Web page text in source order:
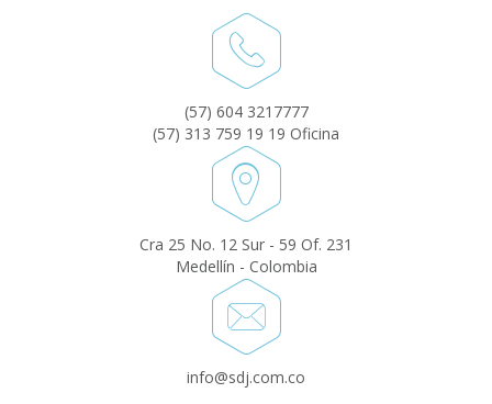
(57) 604 3217777
(57) 313 759 19 19 Oficina
Cra 25 No. 12 Sur - 59 Of. 231
Medellín - Colombia
info@sdj.com.co